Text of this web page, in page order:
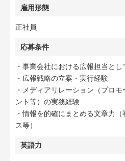
雇用形態
正社員
応募条件
・事業会社における広報担当とし
・広報戦略の立案・実行経験
・メディアリレーション（プロ
ント等）の実務経験
・情報を的確にまとめる文章力
ス等）
英語力